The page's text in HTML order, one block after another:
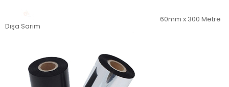
60mm x 300 Metre
Dışa Sarım